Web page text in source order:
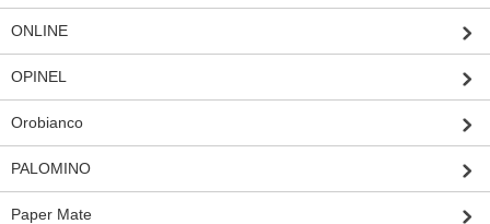
ONLINE
OPINEL
Orobianco
PALOMINO
Paper Mate